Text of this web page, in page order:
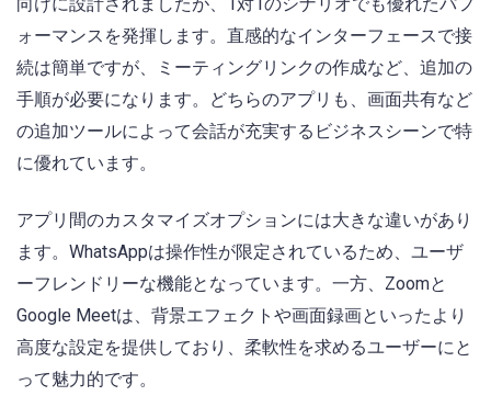
ォーマンスを発揮します。直感的なインターフェースで接
続は簡単ですが、ミーティングリンクの作成など、追加の
手順が必要になります。どちらのアプリも、画面共有など
の追加ツールによって会話が充実するビジネスシーンで特
に優れています。
アプリ間のカスタマイズオプションには大きな違いがあり
ます。WhatsAppは操作性が限定されているため、ユーザ
ーフレンドリーな機能となっています。一方、Zoomと
Google Meetは、背景エフェクトや画面録画といったより
高度な設定を提供しており、柔軟性を求めるユーザーにと
って魅力的です。